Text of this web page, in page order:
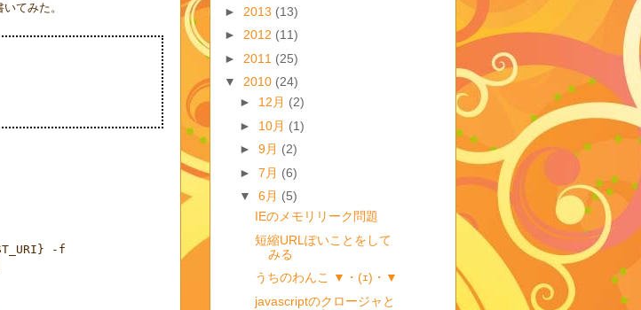
てみた。
-f
► 2013 (13)
► 2012 (11)
► 2011 (25)
▼ 2010 (24)
► 12月 (2)
► 10月 (1)
► 9月 (2)
► 7月 (6)
▼ 6月 (5)
IEのメモリリーク問題
短縮URLぽいことをして
みる
うちのわんこ ▼・(ｪ)・▼
javascriptのクロージャと